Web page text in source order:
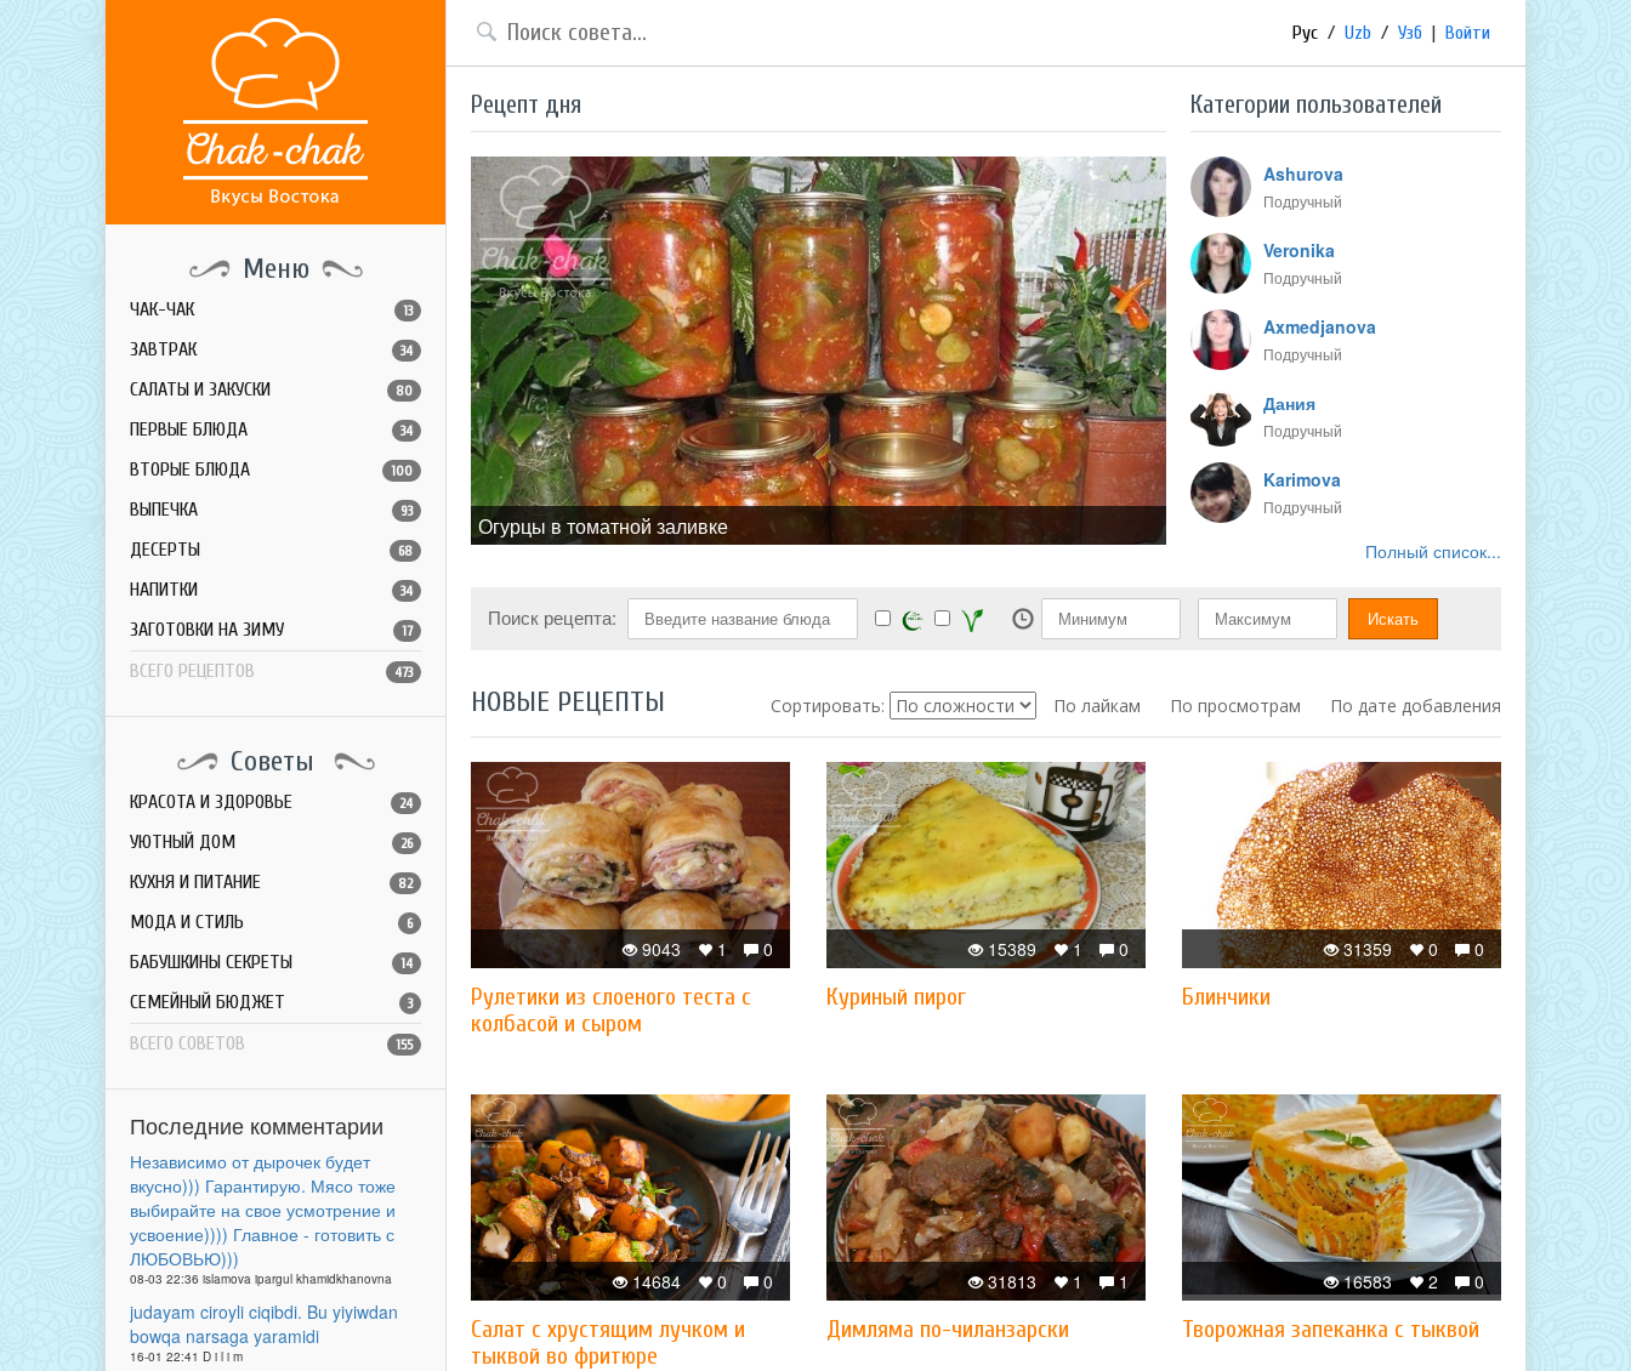
Меню
ЧАК-ЧАК 13
ЗАВТРАК 34
САЛАТЫ И ЗАКУСКИ 80
ПЕРВЫЕ БЛЮДА 34
ВТОРЫЕ БЛЮДА 100
ВЫПЕЧКА 93
ДЕСЕРТЫ 68
НАПИТКИ 34
ЗАГОТОВКИ НА ЗИМУ 17
ВСЕГО РЕЦЕПТОВ 473
Советы
КРАСОТА И ЗДОРОВЬЕ 24
УЮТНЫЙ ДОМ 26
КУХНЯ И ПИТАНИЕ 82
МОДА И СТИЛЬ 6
БАБУШКИНЫ СЕКРЕТЫ 14
СЕМЕЙНЫЙ БЮДЖЕТ 3
ВСЕГО СОВЕТОВ 155
Последние комментарии
Независимо от дырочек будет
вкусно))) Гарантирую. Мясо тоже
выбирайте на свое усмотрение и
усвоение)))) Главное - готовить с
ЛЮБОВЬЮ)))
08-03 22:36 islamova ipargul khamidkhanovna
judayam ciroyli ciqibdi. Bu yiyiwdan
bowqa narsaga yaramidi
16-01 22:41 D i l i m
Рус / Uzb / Узб | Войти
Рецепт дня
Огурцы в томатной заливке
Категории пользователей
Ashurova
Подручный
Veronika
Подручный
Axmedjanova
Подручный
Дания
Подручный
Karimova
Подручный
Полный список...
Поиск рецепта:
НОВЫЕ РЕЦЕПТЫ Сортировать: По лайкам По просмотрам По дате добавления
0
1
9043
Рулетики из слоеного теста с
колбасой и сыром
0
1
15389
Куриный пирог
0
0
31359
Блинчики
0
0
14684
Салат с хрустящим лучком и
тыквой во фритюре
1
1
31813
Димляма по-чиланзарски
0
2
16583
Творожная запеканка с тыквой